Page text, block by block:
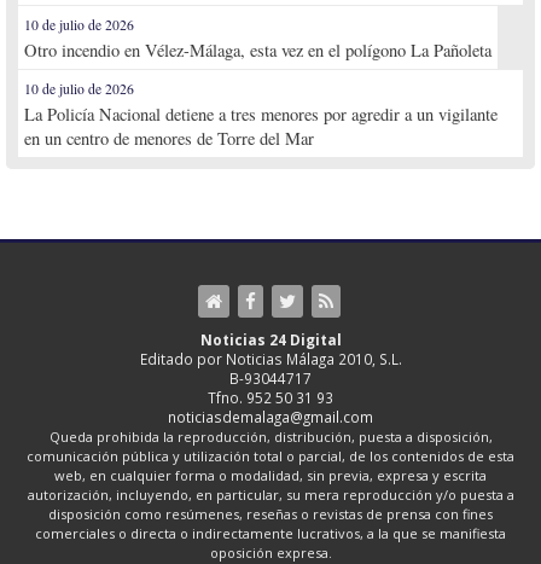
10 de julio de 2026
Otro incendio en Vélez-Málaga, esta vez en el polígono La Pañoleta
10 de julio de 2026
La Policía Nacional detiene a tres menores por agredir a un vigilante
en un centro de menores de Torre del Mar
Noticias 24 Digital
Editado por Noticias Málaga 2010, S.L.
B-93044717
Tfno. 952 50 31 93
noticiasdemalaga@gmail.com
Queda prohibida la reproducción, distribución, puesta a disposición,
comunicación pública y utilización total o parcial, de los contenidos de esta
web, en cualquier forma o modalidad, sin previa, expresa y escrita
autorización, incluyendo, en particular, su mera reproducción y/o puesta a
disposición como resúmenes, reseñas o revistas de prensa con fines
comerciales o directa o indirectamente lucrativos, a la que se manifiesta
oposición expresa.